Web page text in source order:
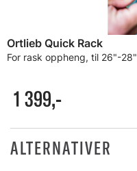
Ortlieb Quick Rack
For rask oppheng, til 26"-28"
1 399,-
ALTERNATIVER